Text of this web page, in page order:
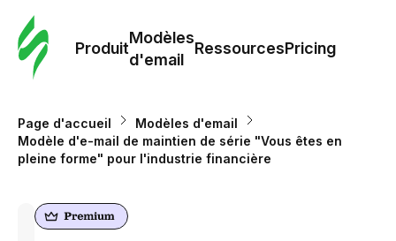
Produit
Modèles
d'email
RessourcesPricing
Page d'accueil
Modèles d'email
Modèle d'e-mail de maintien de série "Vous êtes en
pleine forme" pour l'industrie financière